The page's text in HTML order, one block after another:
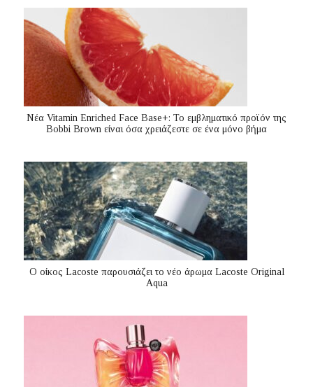
Nέα Vitamin Enriched Face Base+: Το εμβληματικό προϊόν της
Bobbi Brown είναι όσα χρειάζεστε σε ένα μόνο βήμα
Ο οίκος Lacoste παρουσιάζει το νέο άρωμα Lacoste Original
Aqua